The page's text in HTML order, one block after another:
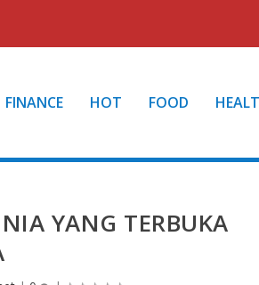
FINANCE HOT FOOD
YANG TERBUKA